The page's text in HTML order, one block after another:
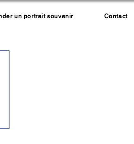
un portrait souvenir Contact